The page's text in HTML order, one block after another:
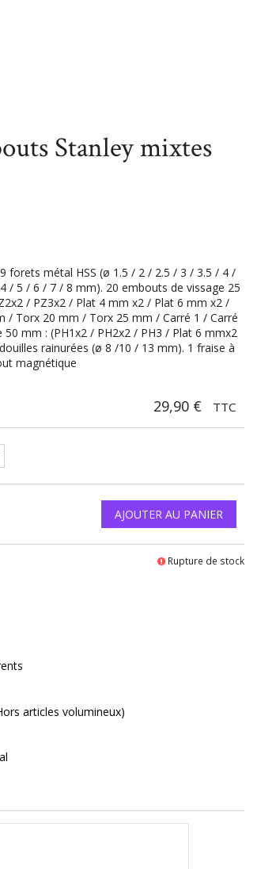
Stanley mixtes
forets métal HSS (ø 1.5 / 2 / 2.5 / 3 / 3.5 / 4 /
/ 5 / 6 / 7 / 8 mm). 20 embouts de vissage 25
/ PZ3x2 / Plat 4 mm x2 / Plat 6 mm x2 /
/ Torx 20 mm / Torx 25 mm / Carré 1 / Carré
mm : (PH1x2 / PH2x2 / PH3 / Plat 6 mmx2
rainurées (ø 8 /10 / 13 mm). 1 fraise à
magnétique
29,90 € TTC
AJOUTER AU PANIER
Rupture de stock
articles volumineux)